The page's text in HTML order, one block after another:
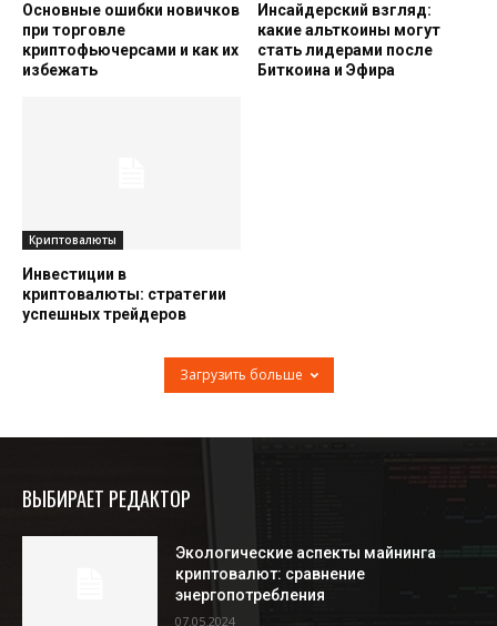
Основные ошибки новичков
при торговле
криптофьючерсами и как их
избежать
Инсайдерский взгляд:
какие альткоины могут
стать лидерами после
Биткоина и Эфира
Криптовалюты
Инвестиции в
криптовалюты: стратегии
успешных трейдеров
Загрузить больше
ВЫБИРАЕТ РЕДАКТОР
Экологические аспекты майнинга
криптовалют: сравнение
энергопотребления
07.05.2024